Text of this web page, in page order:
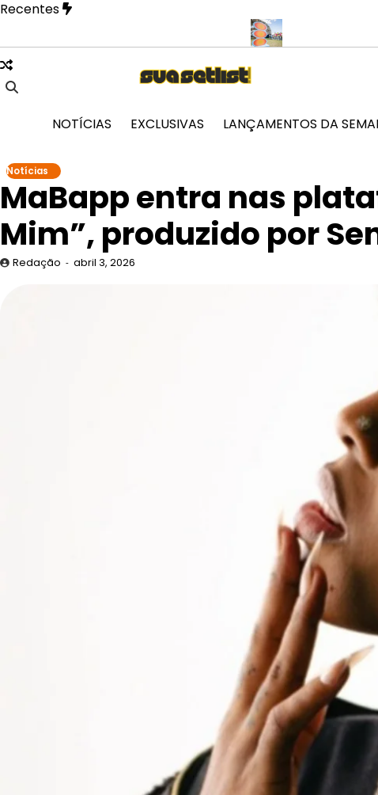
Skip
content
Recentes
fase mais íntima em novo EPDoce Maravilha 2026
NOTÍCIAS EXCLUSIVAS LANÇAMENTOS DA
Notícias
MaBapp entra nas
Mim”, produzido por
Redação abril 3, 2026